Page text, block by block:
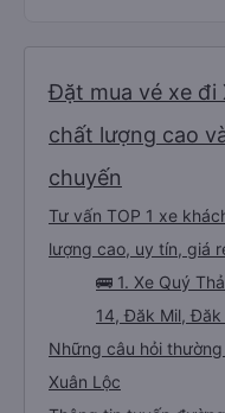
Đặt mua vé xe đi
chất lượng cao
chuyến
Tư vấn TOP 1 xe
lượng cao, uy tín, giá
🚌 1. Xe Quý
14, Đăk Mil, Đăk
Những câu hỏi
Xuân Lộc